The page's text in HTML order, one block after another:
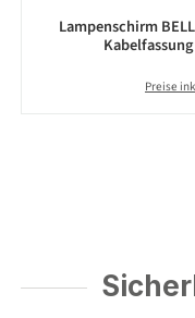
Lampenschirm
Preise